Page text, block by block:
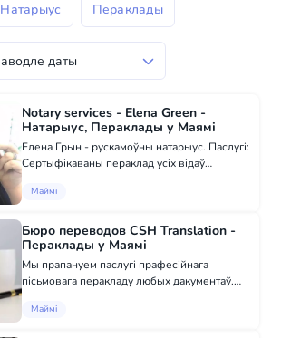
Натарыус Пераклады
Notary services - Elena Green -
Натарыус, Пераклады у Маямі
Елена Грын - рускамоўны натарыус. Паслугі:
Сертыфікаваны пераклад усіх відаў
Зацверджанне згоды на выезд дзіцячага
выканаўчаг...
Маймі
Бюро переводов CSH Translation -
Пераклады у Маямі
Мы прапануем паслугі прафесійнага
пісьмовага перакладу любых дакументаў.
выходных. Неабходны вам пераклад вы
Маймі